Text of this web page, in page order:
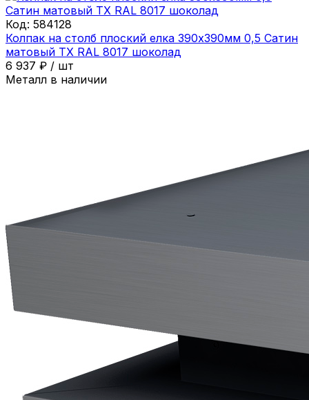
Код: 584128
Колпак на столб плоский елка 390х390мм 0,5 Сатин
матовый ТХ RAL 8017 шоколад
6 937 ₽ / шт
Металл в наличии